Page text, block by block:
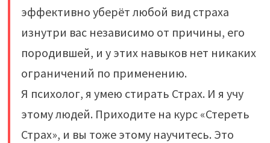
эффективно уберёт любой вид страха
изнутри вас независимо от причины, его
породившей, и у этих навыков нет никаких
ограничений по применению.
Я психолог, я умею стирать Страх. И я учу
этому людей. Приходите на курс «Стереть
Страх», и вы тоже этому научитесь. Это